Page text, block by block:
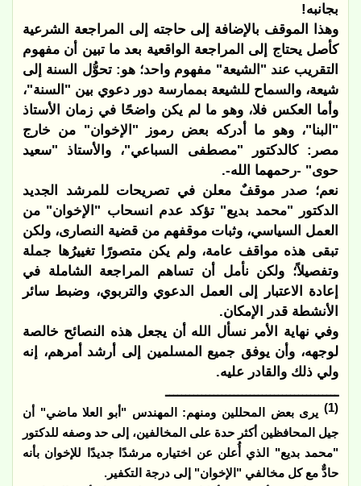
بجانبه!
وهذا الموقف بالإضافة إلى حاجته إلى المراجعة الشرعية
كأصل يحتاج إلى المراجعة الواقعية بعد ما تبين أن مفهوم
التقريب عند "الشيعة" مفهوم واحد؛ هو: تحوُّل السنة إلى
شيعة، والسماح للشيعة بممارسة دور دعوي بين "السنة"،
وأما العكس فلا، وهو ما لم يكن واضحًا في زمان الأستاذ
"البنا"، وهو ما أدركه بعض رموز "الإخوان" من خارج
مصر: كالدكتور "مصطفى السباعي"، والأستاذ "سعيد
حوى" -رحمهما الله-.
نعم؛ صدر موقفٌ معلن في تصريحات للمرشد الجديد
الدكتور "محمد بديع" تؤكد عدم انسحاب "الإخوان" من
العمل السياسي، وثبات موقفهم من قضية النصارى، ولكن
تبقى هذه مواقف عامة، ولم يكن متصورًا تغييرُها جملة
وتفصيلاً؛ ولكن نأمل أن تساهم المراجعة الشاملة في
إعادة الاعتبار إلى العمل الدعوي والتربوي، وضبط سائر
الأنشطة قدر الإمكان.
وفي نهاية الأمر نسأل الله أن يجعل هذه النصائح خالصة
لوجهه، وأن يوفق جميع المسلمين إلى أرشد أمرهم، إنه
ولي ذلك والقادر عليه.
ـــــــــــــــــــــــــــــــــــــــــــ
(1)
يرى بعض المحللين ومنهم: المهندس "أبو العلا ماضي" أن
جيل المحافظين أكثر حدة على المخالفين، إلى حد وصفه للدكتور
"محمد بديع" الذي أُعلن عن اختياره مرشدًا جديدًا للإخوان بأنه
حادٌّ مع كل مخالفي "الإخوان" إلى درجة التكفير.